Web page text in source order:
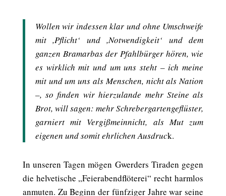
Wollen wir indessen klar und ohne Umschweife
mit ,Pflicht‘ und ,Notwendigkeit‘ und dem
ganzen Bramarbas der Pfahlbürger hören, wie
es wirklich mit und um uns steht – ich meine
mit und um uns als Menschen, nicht als Nation
–, so finden wir hierzulande mehr Steine als
Brot, will sagen: mehr Schrebergartengeflüster,
garniert mit Vergißmeinnicht, als Mut zum
eigenen und somit ehrlichen Ausdruck.
In unseren Tagen mögen Gwerders Tiraden gegen
die helvetische „Feierabendflöterei“ recht harmlos
anmuten. Zu Beginn der fünfziger Jahre war seine